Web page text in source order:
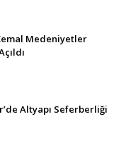
Medeniyetler
Altyapı Seferberliği